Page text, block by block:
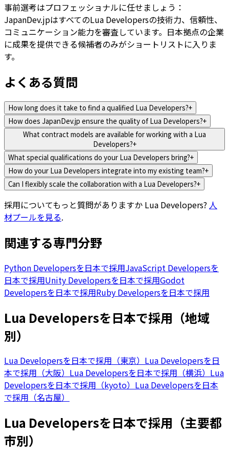
事前選考はプロフェッショナルに任せましょう：
JapanDev.jpはすべてのLua Developersの技術力、信頼性、
コミュニケーション能力を審査しています。日本拠点の企業
に成果を提供できる候補者のみがショートリストに入りま
す。
よくある質問
How long does it take to find a qualified Lua Developers?+
How does JapanDev.jp ensure the quality of Lua Developers?+
What contract models are available for working with a Lua
Developers?+
What special qualifications do your Lua Developers bring?+
How do your Lua Developers integrate into my existing team?+
Can I flexibly scale the collaboration with a Lua Developers?+
採用についてもっと質問がありますか Lua Developers? 人
材プールを見る.
関連する専門分野
Python Developersを日本で採用JavaScript Developersを
日本で採用Unity Developersを日本で採用Godot
Developersを日本で採用Ruby Developersを日本で採用
Lua Developersを日本で採用（地域
別）
Lua Developersを日本で採用（東京） Lua Developersを日
本で採用（大阪） Lua Developersを日本で採用（横浜） Lua
Developersを日本で採用（kyoto） Lua Developersを日本
で採用（名古屋）
Lua Developersを日本で採用（主要都
市別）